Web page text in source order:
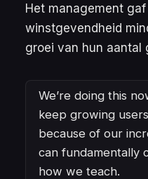
Het management
winstgevendheid
groei van hun aantal
We’re doing this
keep growing
because of our
can fundamentally
how we teach.